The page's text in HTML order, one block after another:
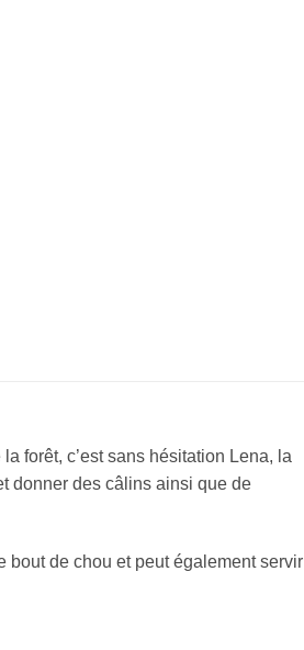
forêt, c’est sans hésitation Lena, la
donner des câlins ainsi que de
bout de chou et peut également servir